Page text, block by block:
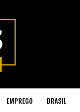
EMPREGO BRASIL